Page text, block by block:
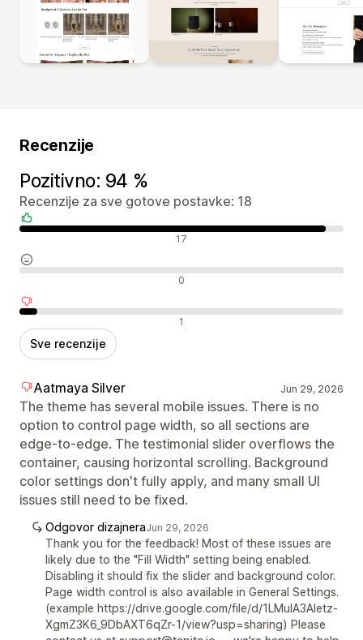
Recenzije
Pozitivno: 94 %
Recenzije za sve gotove postavke: 18
Pozitivne recenzije 17
Neutralne recenzije 0
Negativne recenzije 1
Sve recenzije
Aatmaya Silver Jun 29, 2026
The theme has several mobile issues. There is no
option to control page width, so all sections are
edge-to-edge. The testimonial slider overflows the
container, causing horizontal scrolling. Background
color settings don't fully apply, and many small UI
issues still need to be fixed.
Odgovor dizajneraJun 29, 2026
Thank you for the feedback! Most of these issues are
likely due to the "Fill Width" setting being enabled.
Disabling it should fix the slider and background color.
Page width control is also available in General Settings.
(example https://drive.google.com/file/d/1LMuIA3Aletz-
XgmZ3K6_9DbAXT6qZr-1/view?usp=sharing) Please